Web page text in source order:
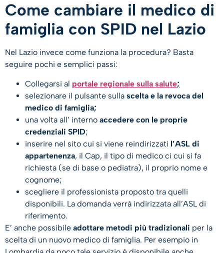
Come cambiare il medico di
famiglia con SPID nel Lazio
Nel Lazio invece come funziona la procedura? Basta
seguire pochi e semplici passi:
Collegarsi al portale regionale sulla salute;
selezionare il pulsante sulla scelta e la revoca del
medico di famiglia;
una volta all’ interno accedere con le proprie
credenziali SPID;
inserire nel sito cui si viene reindirizzati l’ASL di
appartenenza, il Cap, il tipo di medico ci cui si fa
richiesta (se di base o pediatra), il proprio nome e
cognome;
scegliere il professionista proposto tra quelli
disponibili. La domanda verrà indirizzata all’ASL di
riferimento.
E’ anche possibile adottare metodi più tradizionali per la
scelta di un nuovo medico di famiglia. Per esempio in